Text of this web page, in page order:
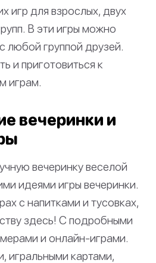
игр для взрослых, двух
В эти игры можно
любой группой друзей.
и приготовиться к
играм.
вечеринки и
вечеринку веселой
идеями игры вечеринки.
с напитками и тусовках,
здесь! С подробными
и онлайн-играми.
игральными картами,